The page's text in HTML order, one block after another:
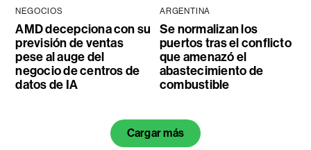
NEGOCIOS
AMD decepciona con su
previsión de ventas
pese al auge del
negocio de centros de
datos de IA
ARGENTINA
Se normalizan los
puertos tras el conflicto
que amenazó el
abastecimiento de
combustible
Cargar más